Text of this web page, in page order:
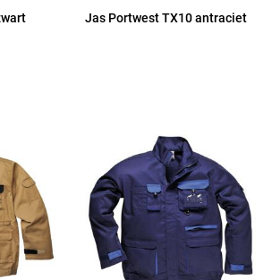
Jas Portwest TX10 antraciet